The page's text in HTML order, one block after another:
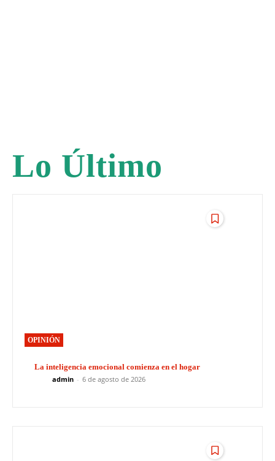
Lo Último
OPINIÓN
La inteligencia emocional comienza en el hogar
admin - 6 de agosto de 2026